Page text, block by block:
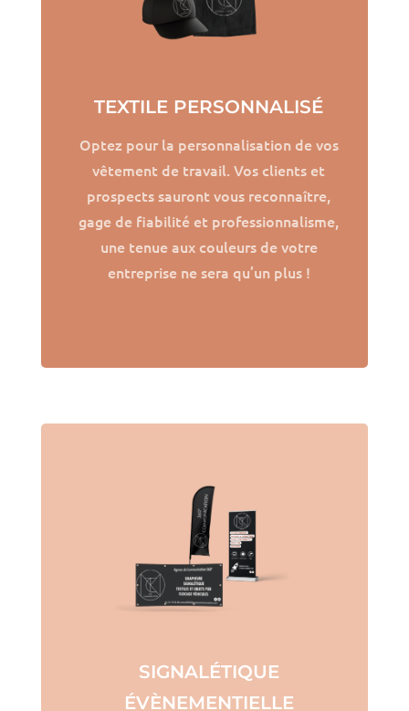
TEXTILE PERSONNALISÉ
Optez pour la personnalisation de vos
vêtement de travail. Vos clients et
prospects sauront vous reconnaître,
gage de fiabilité et professionnalisme,
une tenue aux couleurs de votre
entreprise ne sera qu’un plus !
SIGNALÉTIQUE
ÉVÈNEMENTIELLE